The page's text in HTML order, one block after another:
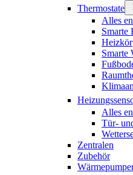
Thermostate
Alles
Smarte
Smarte
Alles
Tür-
Zentralen
Zubehör